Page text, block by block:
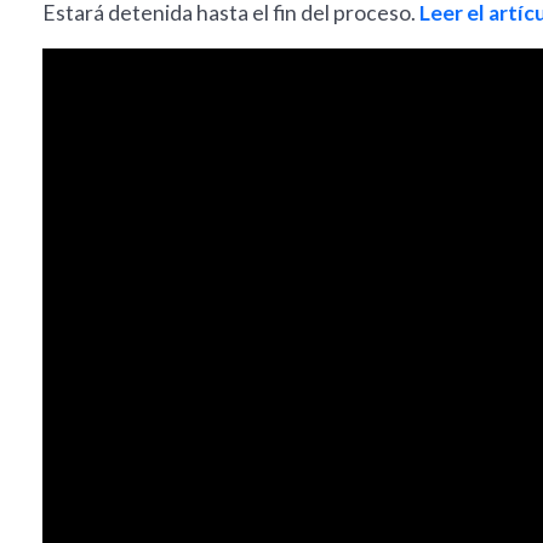
Estará detenida hasta el fin del proceso. Leer el